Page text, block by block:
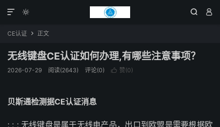
  

CE认证  正文
无线键盘CE认证如何办理,有哪些注意事项？
2026-07-29 阅读(2643) 评论(0)  赞(0)
贝斯通检测据CE认证消息
; ; ; 无线键盘是属于无线电产品，出口到欧盟是需要根据欧